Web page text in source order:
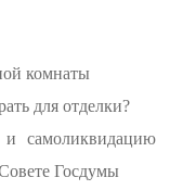
комнаты
для отделки?
и самоликвидацию
Госдумы